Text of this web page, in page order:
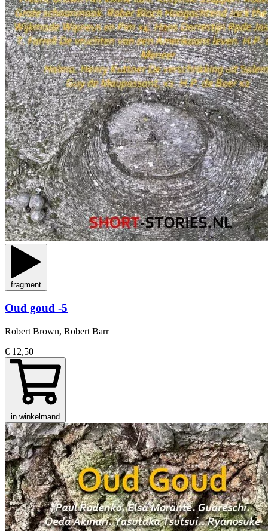
fragment
Oud goud -5
Robert Brown, Robert Barr
€ 12,50
in winkelmand